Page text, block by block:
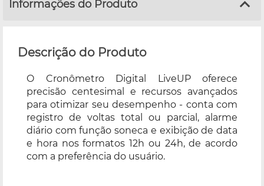
Informações do Produto
Descrição do Produto
O Cronômetro Digital LiveUP oferece
precisão centesimal e recursos avançados
para otimizar seu desempenho - conta com
registro de voltas total ou parcial, alarme
diário com função soneca e exibição de data
e hora nos formatos 12h ou 24h, de acordo
com a preferência do usuário.